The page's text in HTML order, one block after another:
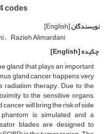
codes
نویسندگان[English]
Razieh Alimardani
چکیده[English]
gland that plays an important
gland cancer happens very
radiation therapy. Due to the
to the sensitive organs,
will bring the risk of side
is simulated and a
blades are designed to